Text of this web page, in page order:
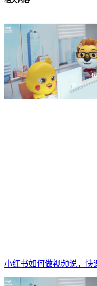
小红书如何做视频说，快